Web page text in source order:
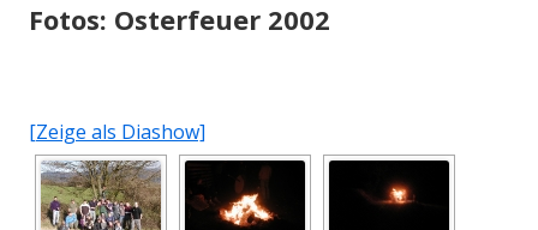
Fotos: Osterfeuer 2002
[Zeige als Diashow]